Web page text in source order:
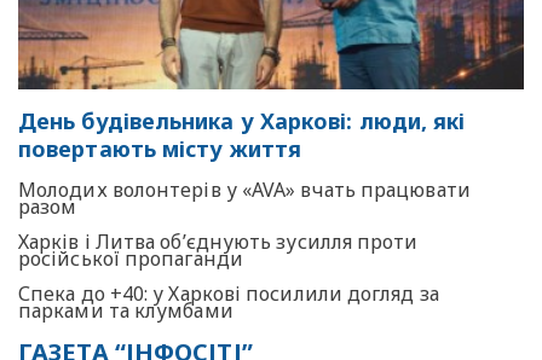
День будівельника у Харкові: люди, які
повертають місту життя
Молодих волонтерів у «AVA» вчать працювати
разом
Харків і Литва об’єднують зусилля проти
російської пропаганди
Спека до +40: у Харкові посилили догляд за
парками та клумбами
ГАЗЕТА “ІНФОСІТІ”